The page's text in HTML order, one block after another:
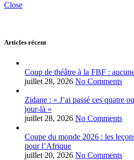
Close
Articles récent
Coup de théâtre à la FBF :
juillet 28, 2026 No Comments
Zidane : « J’ai passé ces quatre
jour-là »
juillet 28, 2026 No Comments
Coupe du monde 2026 : les
pour l’Afrique
juillet 20, 2026 No Comments